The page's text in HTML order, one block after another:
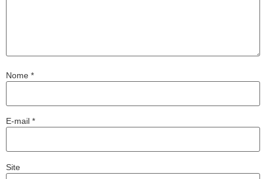
Nome *
E-mail *
Site